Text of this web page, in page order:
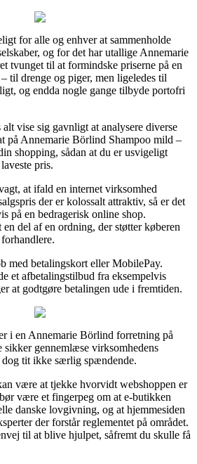
for alle og enhver at sammenholde
og for det har utallige Annemarie
tvunget til at formindske priserne på en
til drenge og piger, men ligeledes til
og endda nogle gange tilbyde portofri
vise sig gavnligt at analysere diverse
på Annemarie Börlind Shampoo mild –
shopping, sådan at du er usvigeligt
pris.
at ifald en internet virksomhed
der er kolossalt attraktiv, så er det
på en bedragerisk online shop.
del af en ordning, der støtter køberen
med betalingskort eller MobilePay.
et afbetalingstilbud fra eksempelvis
at godtgøre betalingen ude i fremtiden.
i en Annemarie Börlind forretning på
gennemlæse virksomhedens
dog tit ikke særlig spændende.
være at tjekke hvorvidt webshoppen er
være et fingerpeg om at e-butikken
danske lovgivning, og at hjemmesiden
der forstår reglementet på området.
til at blive hjulpet, såfremt du skulle få